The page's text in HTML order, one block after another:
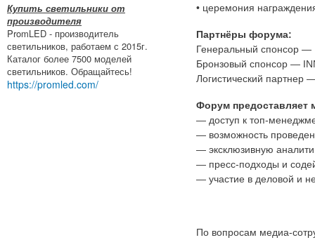
Купить светильники от
производителя
PromLED - производитель
светильников, работаем с 2015г.
Каталог более 7500 моделей
светильников. Обращайтесь!
https://promled.com/
• церемония
Партнёры форума:
Генеральный спонсор —
Бронзовый спонсор —
Логистический партнер
Форум предоставляет
— доступ к топ-
— возможность
— эксклюзивную
— пресс-подходы и
— участие в деловой и
По вопросам медиа-